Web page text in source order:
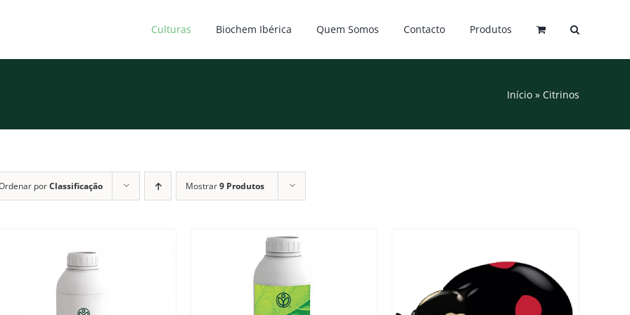
Culturas Biochem Ibérica Quem Somos Contacto Produtos
Início » Citrinos
porClassificação Mostrar9 Produtos